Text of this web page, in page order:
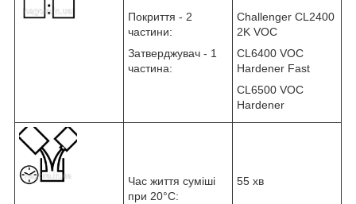
Покриття - 2
частини:
Затверджувач - 1
частина:
Challenger CL2400
2K VOC
CL6400 VOC
Hardener Fast
CL6500 VOC
Hardener
Час життя суміші
при 20°C:
55 хв